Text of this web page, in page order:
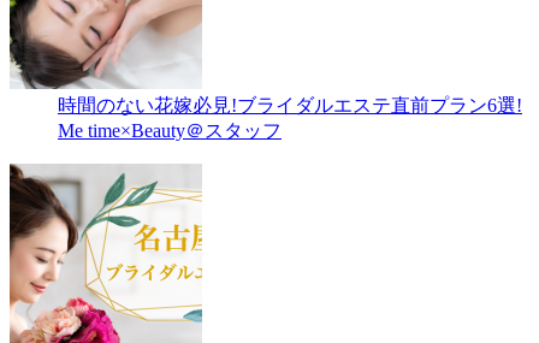
時間のない花嫁必見!ブライダルエステ直前プラン6選!
Me time×Beauty＠スタッフ